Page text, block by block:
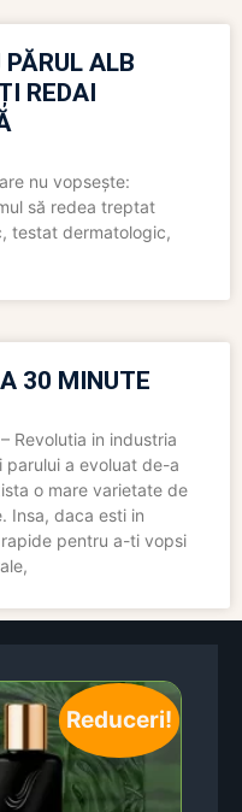
ALB
REDAI
nu vopsește:
să redea treptat
testat dermatologic,
30 MINUTE
Revolutia in industria
parului a evoluat de-a
o mare varietate de
Insa, daca esti in
pentru a-ti vopsi
Reduceri!